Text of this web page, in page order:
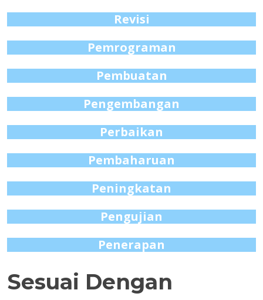
Revisi
Pemrograman
Pembuatan
Pengembangan
Perbaikan
Pembaharuan
Peningkatan
Pengujian
Penerapan
Sesuai Dengan